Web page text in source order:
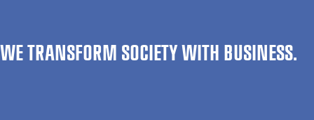
WE TRANSFORM SOCIETY WITH BUSINESS.